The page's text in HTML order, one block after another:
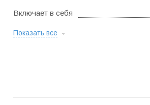
Включает в себя
Показать все